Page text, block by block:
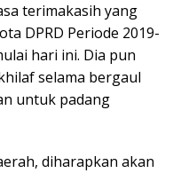
terimakasih yang
DPRD Periode 2019-
hari ini. Dia pun
selama bergaul
untuk padang
diharapkan akan